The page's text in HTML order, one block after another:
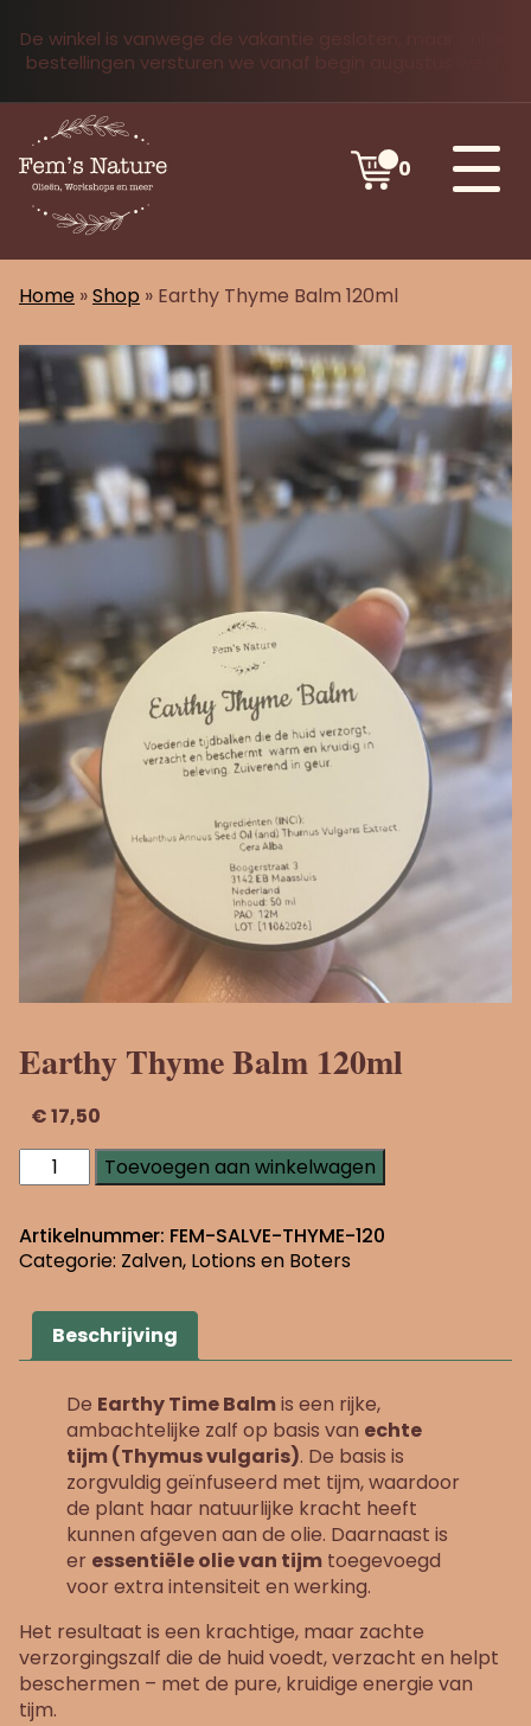
De winkel is vanwege de vakantie gesloten, maar online
bestellingen versturen we vanaf begin augustus weer.
0
Home »Shop » Earthy Thyme Balm 120ml
Earthy Thyme Balm 120ml
€17,50
Earthy
Thyme
120ml
aantal
Toevoegen aan winkelwagen
Artikelnummer: FEM-SALVE-THYME-120
Categorie: Zalven, Lotions en Boters
Beschrijving
De Earthy Time Balmis een rijke,
ambachtelijke zalf op basis van echte
tijm (Thymus vulgaris). De basis is
zorgvuldig geïnfuseerd met tijm, waardoor
de plant haar natuurlijke kracht heeft
kunnen afgeven aan de olie. Daarnaast is
er essentiële olie van tijm toegevoegd
voor extra intensiteit en werking.
Het resultaat is een krachtige, maar zachte
verzorgingszalf die de huid voedt, verzacht en helpt
beschermen – met de pure, kruidige energie van
tijm.